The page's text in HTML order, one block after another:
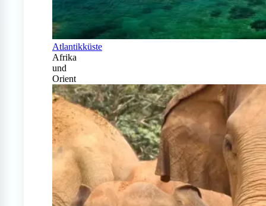
Atlantikküste
Afrika
und
Orient